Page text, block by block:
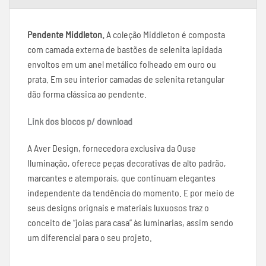
Pendente Middleton. A coleção Middleton é composta
com camada externa de bastões de selenita lapidada
envoltos em um anel metálico folheado em ouro ou
prata. Em seu interior camadas de selenita retangular
dão forma clássica ao pendente.
Link dos blocos p/ download
A Aver Design, fornecedora exclusiva da Ouse
Iluminação, oferece peças decorativas de alto padrão,
marcantes e atemporais, que continuam elegantes
independente da tendência do momento. E por meio de
seus designs orignais e materiais luxuosos traz o
conceito de “joias para casa” às luminarias, assim sendo
um diferencial para o seu projeto.